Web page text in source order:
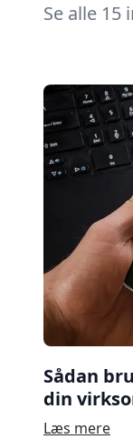
Se alle
Sådan
din
Læs mere